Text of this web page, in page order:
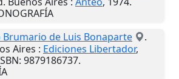
Brumario de Luis Bonaparte
.
Aires : Ediciones Libertador,
9879186737.